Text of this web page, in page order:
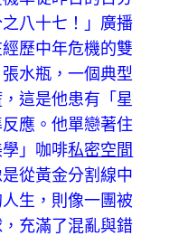
八十七！」廣播
歷中年危機的雙
水瓶，一個典型
這是他患有「星
應。他單戀著住
」咖啡私密空間
從黃金分割線中
生，則像一團被
充滿了混亂與錯